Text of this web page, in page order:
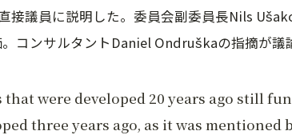
接議員に説明した。委員会副委員長Nils
コンサルタントDaniel Ondruškaの指摘が議
that were developed 20 years ago still
three years ago, as it was mentioned